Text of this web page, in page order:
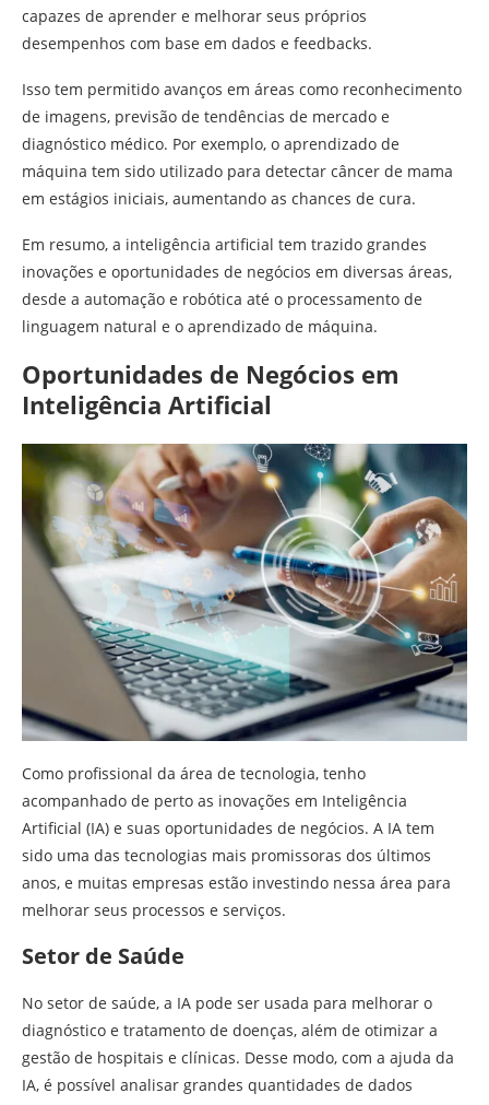
capazes de aprender e melhorar seus próprios
desempenhos com base em dados e feedbacks.
Isso tem permitido avanços em áreas como reconhecimento
de imagens, previsão de tendências de mercado e
diagnóstico médico. Por exemplo, o aprendizado de
máquina tem sido utilizado para detectar câncer de mama
em estágios iniciais, aumentando as chances de cura.
Em resumo, a inteligência artificial tem trazido grandes
inovações e oportunidades de negócios em diversas áreas,
desde a automação e robótica até o processamento de
linguagem natural e o aprendizado de máquina.
Oportunidades de Negócios em
Inteligência Artificial
Como profissional da área de tecnologia, tenho
acompanhado de perto as inovações em Inteligência
Artificial (IA) e suas oportunidades de negócios. A IA tem
sido uma das tecnologias mais promissoras dos últimos
anos, e muitas empresas estão investindo nessa área para
melhorar seus processos e serviços.
Setor de Saúde
No setor de saúde, a IA pode ser usada para melhorar o
diagnóstico e tratamento de doenças, além de otimizar a
gestão de hospitais e clínicas. Desse modo, com a ajuda da
IA, é possível analisar grandes quantidades de dados